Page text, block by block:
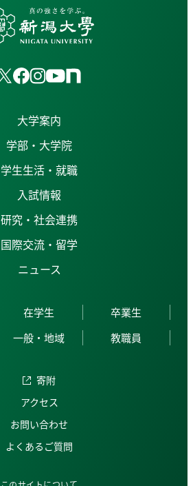
大学案内
学部・大学院
学生生活・就職
入試情報
研究・社会連携
国際交流・留学
ニュース
在学生
卒業生
一般・地域 教職員
寄附
アクセス
お問い合わせ
よくあるご質問